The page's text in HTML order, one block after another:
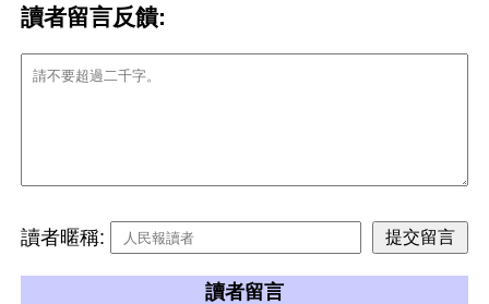
讀者留言反饋:
讀者暱稱:
讀者留言